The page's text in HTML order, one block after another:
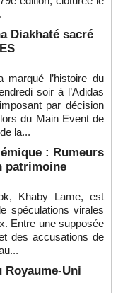
Diakhaté sacré
marqué l’histoire du
soir à l’Adidas
par décision
du Main Event de
la...
: Rumeurs
patrimoine
Khaby Lame, est
spéculations virales
Entre une supposée
des accusations de
Royaume-Uni